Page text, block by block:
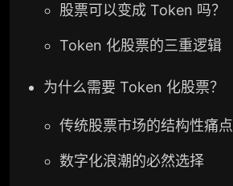
股票可以变成 Token 吗？
Token 化股票的三重逻辑
为什么需要 Token 化股票？
传统股票市场的结构性痛点
数字化浪潮的必然选择